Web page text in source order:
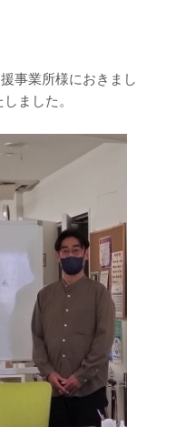
事業所様におきまし
ました。